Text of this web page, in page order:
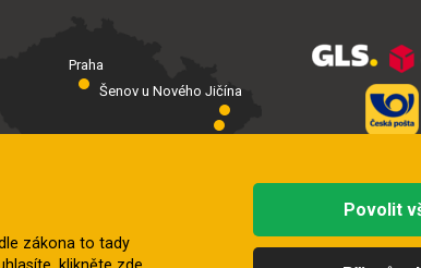
Praha
Šenov u Nového Jičína
zákona to tady
Povolit